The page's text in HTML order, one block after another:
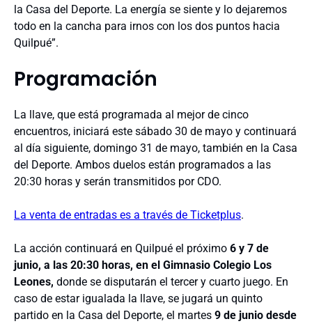
la Casa del Deporte. La energía se siente y lo dejaremos
todo en la cancha para irnos con los dos puntos hacia
Quilpué”.
Programación
La llave, que está programada al mejor de cinco
encuentros, iniciará este sábado 30 de mayo y continuará
al día siguiente, domingo 31 de mayo, también en la Casa
del Deporte. Ambos duelos están programados a las
20:30 horas y serán transmitidos por CDO.
La venta de entradas es a través de Ticketplus.
La acción continuará en Quilpué el próximo 6 y 7 de
junio, a las 20:30 horas, en el Gimnasio Colegio Los
Leones, donde se disputarán el tercer y cuarto juego. En
caso de estar igualada la llave, se jugará un quinto
partido en la Casa del Deporte, el martes 9 de junio desde